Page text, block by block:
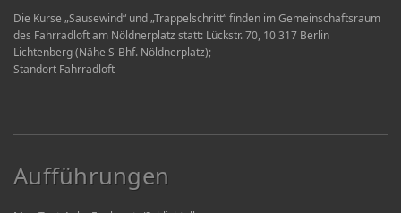
Die Kurse „Sausewind“ und „Trappelschritt“ finden im Gemeinschaftsraum
des Fahrradloft am Nöldnerplatz statt: Lückstr. 70, 10 317 Berlin
Lichtenberg (Nähe S-Bhf. Nöldnerplatz);
Standort Fahrradloft
Aufführungen